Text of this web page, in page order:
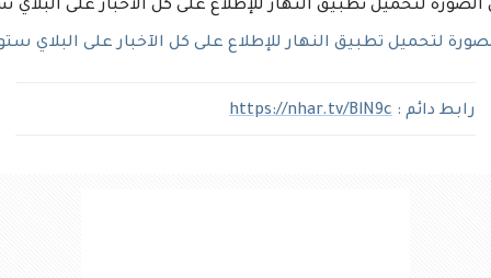
لتحميل تطبيق النهار للإطلاع على كل الآخبار على البلاي
رابط دائم : https://nhar.tv/BlN9c